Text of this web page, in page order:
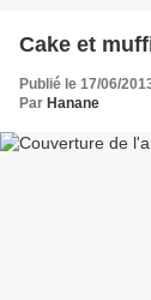
Cake et
Publié le 17/06/
Par Hanane